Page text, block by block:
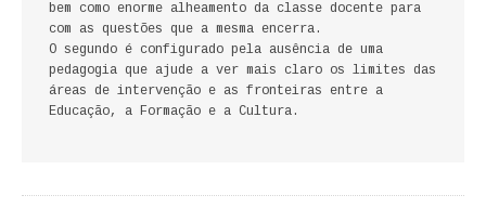
FICÇÃO E ROMANCE
LABIRINTOS DE EROS
NOVA BIBLIOTECA COSMOS
bem como enorme alheamento da classe docente para
com as questões que a mesma encerra.
O segundo é configurado pela ausência de uma
pedagogia que ajude a ver mais claro os limites das
áreas de intervenção e as fronteiras entre a
Educação, a Formação e a Cultura.